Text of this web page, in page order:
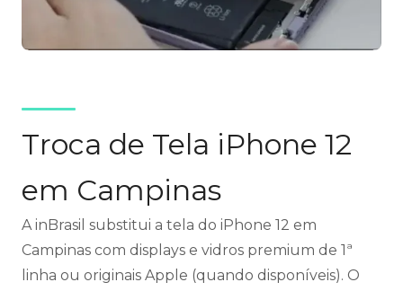
Troca de Tela iPhone 12
em Campinas
A inBrasil substitui a tela do iPhone 12 em
Campinas com displays e vidros premium de 1ª
linha ou originais Apple (quando disponíveis). O